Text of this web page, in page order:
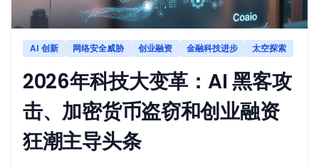
AI 创新 网络安全威胁 创业融资 金融科技进步 太空探索
2026年科技大变革：AI 黑客攻
击、加密货币盗窃和创业融资
狂潮主导头条